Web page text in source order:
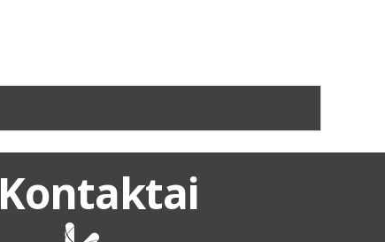
Kontaktai